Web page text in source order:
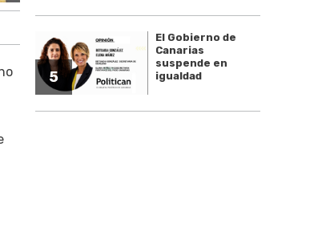
5
El Gobierno de
Canarias
suspende en
igualdad